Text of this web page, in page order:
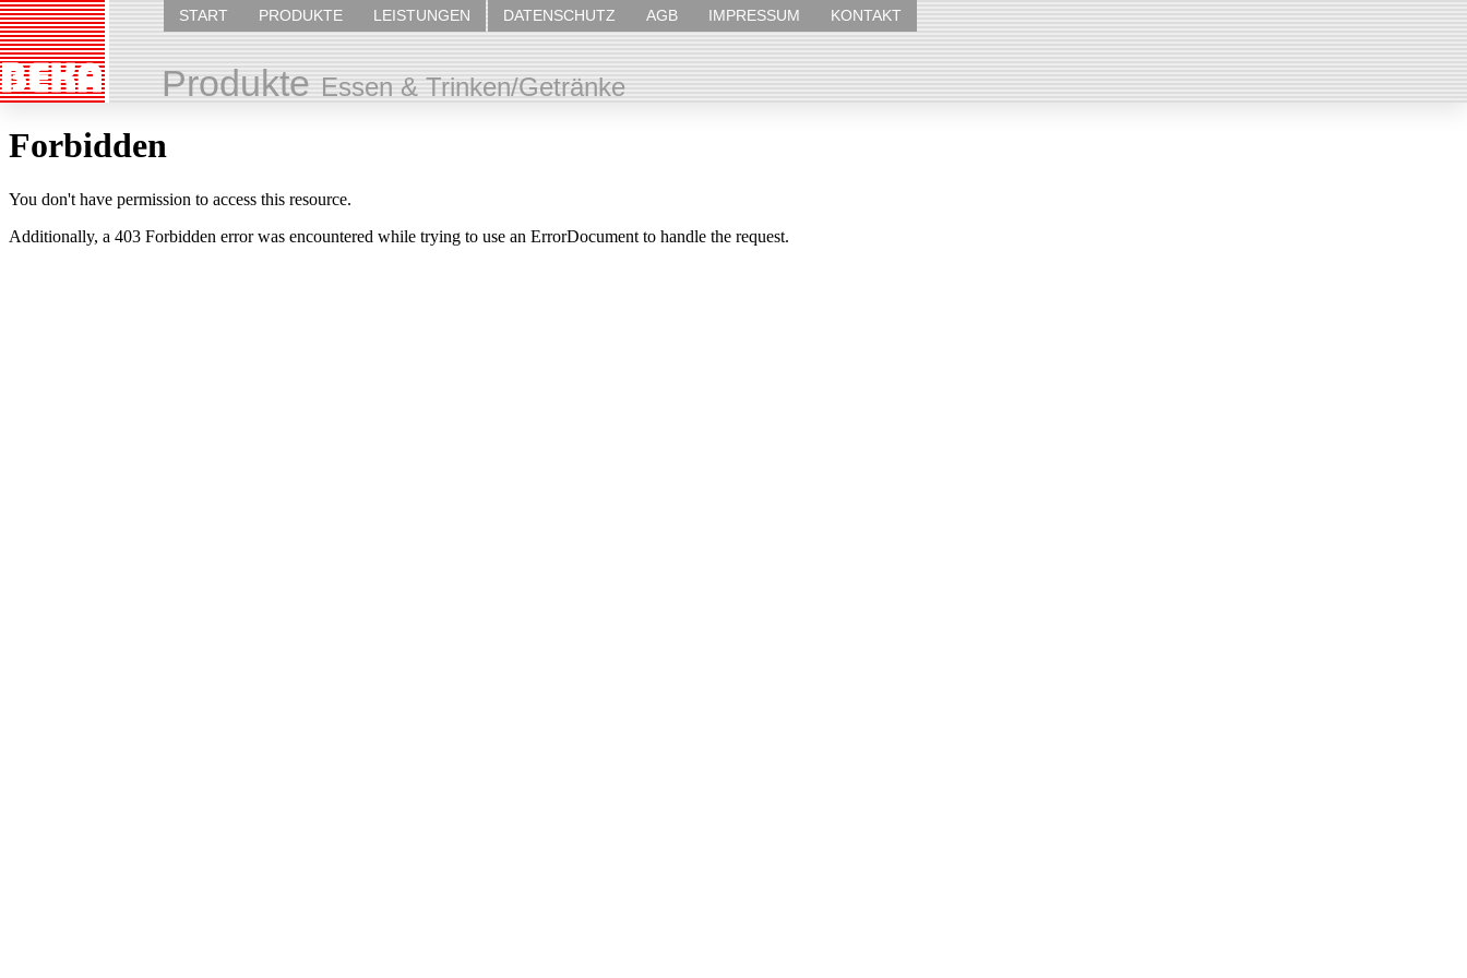
START PRODUKTE LEISTUNGEN DATENSCHUTZ AGB IMPRESSUM KONTAKT
Produkte Essen & Trinken/Getränke